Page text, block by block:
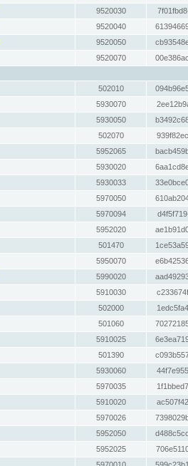
9520030
9520040
9520050
9520070
502010
5930070
5930050
502070
5952065
5930020
5930033
5970050
5970094
5952020
501470
5950070
5990020
5910030
502000
501060
5910025
501390
5930060
5970035
5910020
5970026
5952050
5952025